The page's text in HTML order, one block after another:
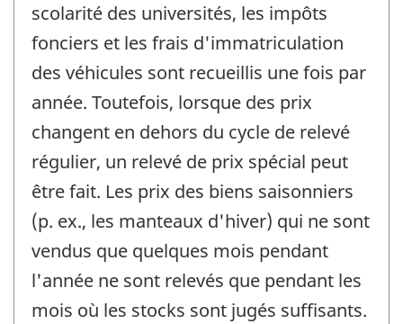
scolarité des universités, les impôts
fonciers et les frais d'immatriculation
des véhicules sont recueillis une fois par
année. Toutefois, lorsque des prix
changent en dehors du cycle de relevé
régulier, un relevé de prix spécial peut
être fait. Les prix des biens saisonniers
(p. ex., les manteaux d'hiver) qui ne sont
vendus que quelques mois pendant
l'année ne sont relevés que pendant les
mois où les stocks sont jugés suffisants.